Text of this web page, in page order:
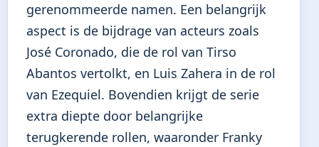
gerenommeerde namen. Een belangrijk
aspect is de bijdrage van acteurs zoals
José Coronado, die de rol van Tirso
Abantos vertolkt, en Luis Zahera in de rol
van Ezequiel. Bovendien krijgt de serie
extra diepte door belangrijke
terugkerende rollen, waaronder Franky